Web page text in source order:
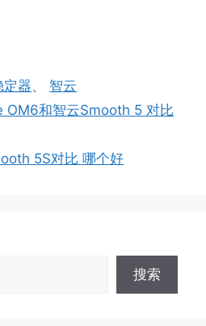
定器、 智云
OM6和智云Smooth 5 对比
5S对比 哪个好
搜索